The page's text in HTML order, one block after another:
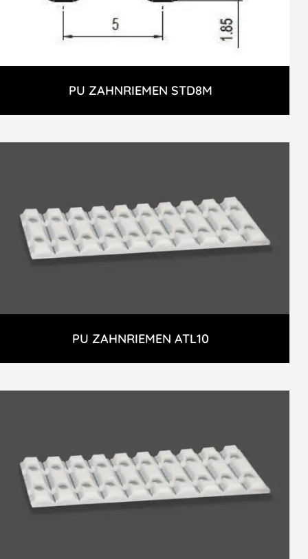
PU ZAHNRIEMEN STD8M
PU ZAHNRIEMEN ATL10